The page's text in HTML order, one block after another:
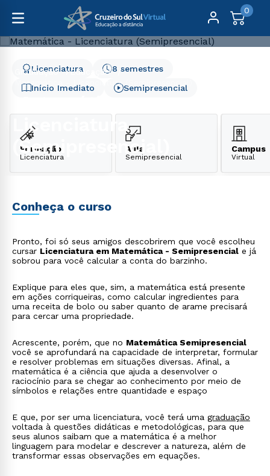
0
Graduação
Educação
Matemática - Licenciatura (Semipresencial)
Licenciatura
(Semipresencial)
Início Imediato
8 semestres
Licenciatura
Semipresencial
Formação
Licenciatura
Aula
Semipresencial
Campus
Virtual
Conheça o curso
Pronto, foi só seus amigos descobrirem que você escolheu
cursar Licenciatura em Matemática - Semipresencial e já
sobrou para você calcular a conta do barzinho.
Explique para eles que, sim, a matemática está presente
em ações corriqueiras, como calcular ingredientes para
uma receita de bolo ou saber quanto de arame precisará
para cercar uma propriedade.
Acrescente, porém, que no Matemática Semipresencial
você se aprofundará na capacidade de interpretar, formular
e resolver problemas em situações diversas. Afinal, a
matemática é a ciência que ajuda a desenvolver o
raciocínio para se chegar ao conhecimento por meio de
símbolos e relações entre quantidade e espaço
E que, por ser uma licenciatura, você terá uma graduação
voltada à questões didáticas e metodológicas, para que
seus alunos saibam que a matemática é a melhor
linguagem para modelar e descrever a natureza, além de
transformar essas observações em equações.